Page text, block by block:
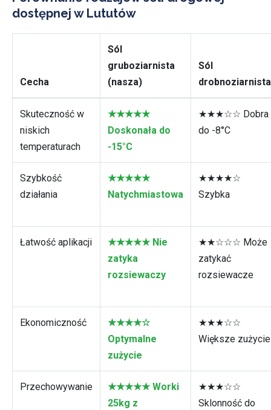
dostępnej w Lututów
Cecha
Sól
gruboziarnista
(nasza)
Sól
drobnoziarnista
Skuteczność w
niskich
temperaturach
★★★★★
Doskonała do
-15°C
★★★☆☆ Dobra
do -8°C
Szybkość
działania
★★★★★
Natychmiastowa
★★★★☆
Szybka
Łatwość aplikacji
★★★★★ Nie
zatyka
rozsiewaczy
★★☆☆☆ Może
zatykać
rozsiewacze
Ekonomiczność
★★★★☆
Optymalne
zużycie
★★★☆☆
Większe zużycie
Przechowywanie
★★★★★ Worki
25kg z
★★★☆☆
Sklonność do